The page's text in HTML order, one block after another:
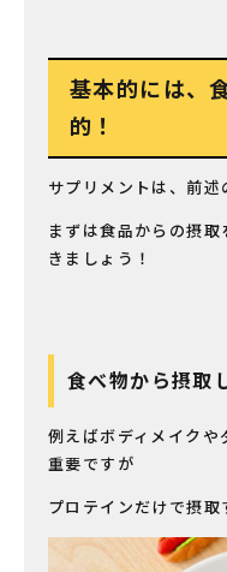
基本的には、
的！
サプリメントは、前
まずは食品からの摂
きましょう！
食べ物から摂取
例えばボディメイクや
重要ですが
プロテインだけで摂取